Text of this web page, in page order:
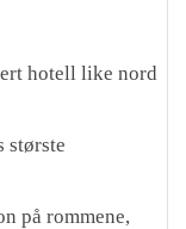
hotell like nord
største
på rommene,